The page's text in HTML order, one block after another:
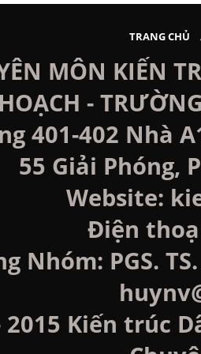
TRANG CHỦ
MÔN KIẾN
-
401-402 Nhà
55 Giải Phóng,
Website:
Điện
Nhóm: PGS.
2015 Kiến trúc